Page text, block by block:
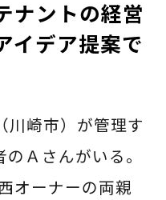
ナントの経営
デア提案で
崎市）が管理す
Ａさんがいる。
オーナーの両親